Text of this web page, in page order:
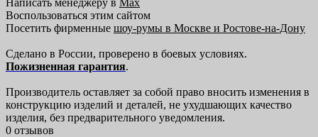
Воспользоваться этим сайтом
Посетить фирменные шоу-румы в Москве и Ростове-на-Дону
Сделано в России, проверено в боевых условиях.
Пожизненная гарантия.
Производитель оставляет за собой право вносить изменения в
конструкцию изделий и деталей, не ухудшающих качество
изделия, без предварительного уведомления.
0 отзывов